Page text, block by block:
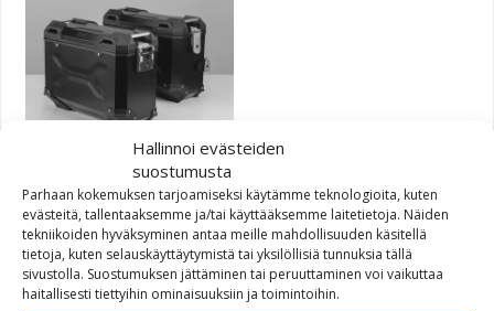
Hallinnoi evästeiden
suostumusta
Parhaan kokemuksen tarjoamiseksi käytämme teknologioita, kuten
evästeitä, tallentaaksemme ja/tai käyttääksemme laitetietoja. Näiden
tekniikoiden hyväksyminen antaa meille mahdollisuuden käsitellä
tietoja, kuten selauskäyttäytymistä tai yksilöllisiä tunnuksia tällä
sivustolla. Suostumuksen jättäminen tai peruuttaminen voi vaikuttaa
haitallisesti tiettyihin ominaisuuksiin ja toimintoihin.
TRAX ADV Pannier System
1 165,00€